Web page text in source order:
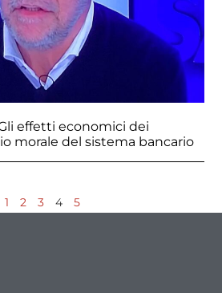
effetti economici dei
morale del sistema bancario
1 2 3 4 5